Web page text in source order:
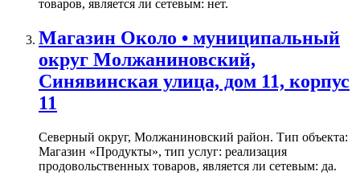
товаров, является ли сетевым: нет.
Магазин Около • муниципальный
округ Молжаниновский,
Синявинская улица, дом 11, корпус
11
Северный округ, Молжаниновский район. Тип объекта:
Магазин «Продукты», тип услуг: реализация
продовольственных товаров, является ли сетевым: да.